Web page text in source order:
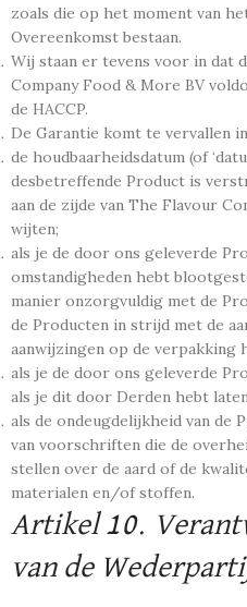
zoals die op het moment van
Overeenkomst bestaan.
Wij staan er tevens voor in dat
Company Food & More BV
de HACCP.
De Garantie komt te vervallen
de houdbaarheidsdatum (of
desbetreffende Product is
aan de zijde van The Flavour
wijten;
als je de door ons geleverde
omstandigheden hebt
manier onzorgvuldig met de
de Producten in strijd met de
aanwijzingen op de verpakking
als je de door ons geleverde
als je dit door Derden hebt
als de ondeugdelijkheid van de
van voorschriften die de
stellen over de aard of de
materialen en/of stoffen.
Artikel 10.
van de